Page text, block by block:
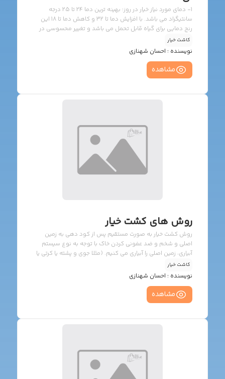
1- دمای مورد نیاز خیار در روز: بهینه ترین دما 24 تا 25 درجه
سانتیگراد می باشد. با افزایش دما تا 32 و کاهش دما تا 18 این
رنج دمایی برای گیاه قابل تحمل می باشد و تغییر محسوسی در
کاهش کمتر از 18 اثرات خود را بر روی رشد و عملکرد گیاه نشان می
درجه برسد به […]
کاشت خیار
نویسنده : احسان شهنازی
مشاهده
روش های کشت خیار
روش کشت خیار به صورت مستقیم پس از کود دهی به زمین
اصلی و شخم و ضد عفونی کردن خاک با توجه به نوع سیستم
آبیاری، زمین اصلی را آبیاری می کنیم. (مثلا جوی و پشته یا کرتی یا
قطره ای) پس از چند روز که رطوبت خاک به حد گاورو رسید ،
ساعت می باشد. سپس در زمین اصلی و در رطوبت گاورو، نقاط
کشت را انتخاب می کنیم. نکته ای که مد نظر می باشد این است
که نقطه کشت بایستی در محلی انتخاب گردد که […]
کاشت خیار
نویسنده : احسان شهنازی
مشاهده